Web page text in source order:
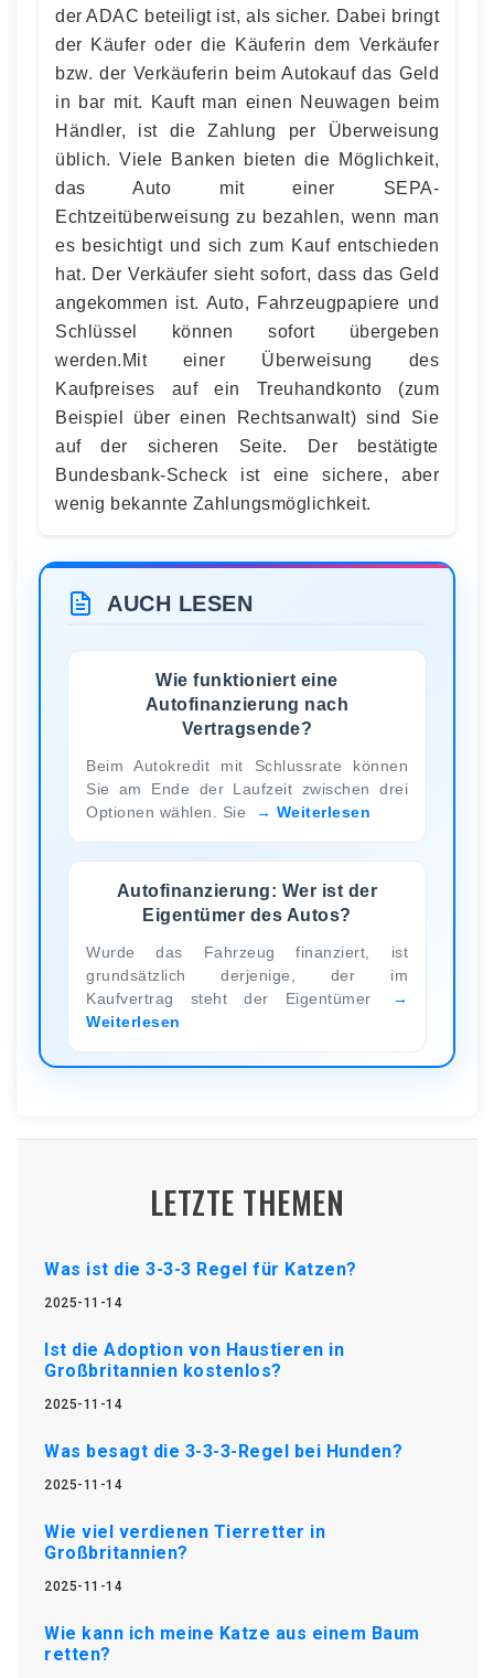
der ADAC beteiligt ist, als sicher. Dabei bringt
der Käufer oder die Käuferin dem Verkäufer
bzw. der Verkäuferin beim Autokauf das Geld
in bar mit. Kauft man einen Neuwagen beim
Händler, ist die Zahlung per Überweisung
üblich. Viele Banken bieten die Möglichkeit,
das Auto mit einer SEPA-
Echtzeitüberweisung zu bezahlen, wenn man
es besichtigt und sich zum Kauf entschieden
hat. Der Verkäufer sieht sofort, dass das Geld
angekommen ist. Auto, Fahrzeugpapiere und
Schlüssel können sofort übergeben
werden.Mit einer Überweisung des
Kaufpreises auf ein Treuhandkonto (zum
Beispiel über einen Rechtsanwalt) sind Sie
auf der sicheren Seite. Der bestätigte
Bundesbank-Scheck ist eine sichere, aber
wenig bekannte Zahlungsmöglichkeit.
AUCH LESEN
Wie funktioniert eine
Autofinanzierung nach
Vertragsende?
Beim Autokredit mit Schlussrate können
Sie am Ende der Laufzeit zwischen drei
Optionen wählen. Sie
Weiterlesen
Autofinanzierung: Wer ist der
Eigentümer des Autos?
Wurde das Fahrzeug finanziert, ist
grundsätzlich derjenige, der im
Kaufvertrag steht der Eigentümer
Weiterlesen
LETZTE THEMEN
Was ist die 3-3-3 Regel für Katzen?
2025-11-14
Ist die Adoption von Haustieren in
Großbritannien kostenlos?
2025-11-14
Was besagt die 3-3-3-Regel bei Hunden?
2025-11-14
Wie viel verdienen Tierretter in
Großbritannien?
2025-11-14
Wie kann ich meine Katze aus einem Baum
retten?